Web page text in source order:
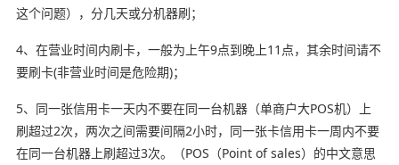
这个问题），分几天或分机器刷；
4、在营业时间内刷卡，一般为上午9点到晚上11点，其余时间请不
要刷卡(非营业时间是危险期)；
5、同一张信用卡一天内不要在同一台机器（单商户大POS机）上
刷超过2次，两次之间需要间隔2小时，同一张卡信用卡一周内不要
在同一台机器上刷超过3次。（POS（Point of sales）的中文意思